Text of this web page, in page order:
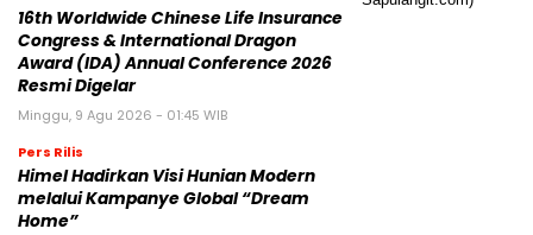
16th Worldwide Chinese Life Insurance
Congress & International Dragon
Award (IDA) Annual Conference 2026
Resmi Digelar
Minggu, 9 Agu 2026 - 01:45 WIB
Pers Rilis
Himel Hadirkan Visi Hunian Modern
melalui Kampanye Global “Dream
Home”